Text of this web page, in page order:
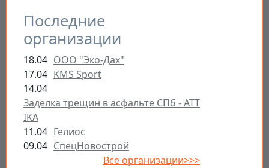
Последние
организации
18.04 ООО "Эко-Дах"
17.04 KMS Sport
14.04
Заделка трещин в асфальте СПб - ATT
IKA
11.04 Гелиос
09.04 СпецНовострой
Все организации>>>